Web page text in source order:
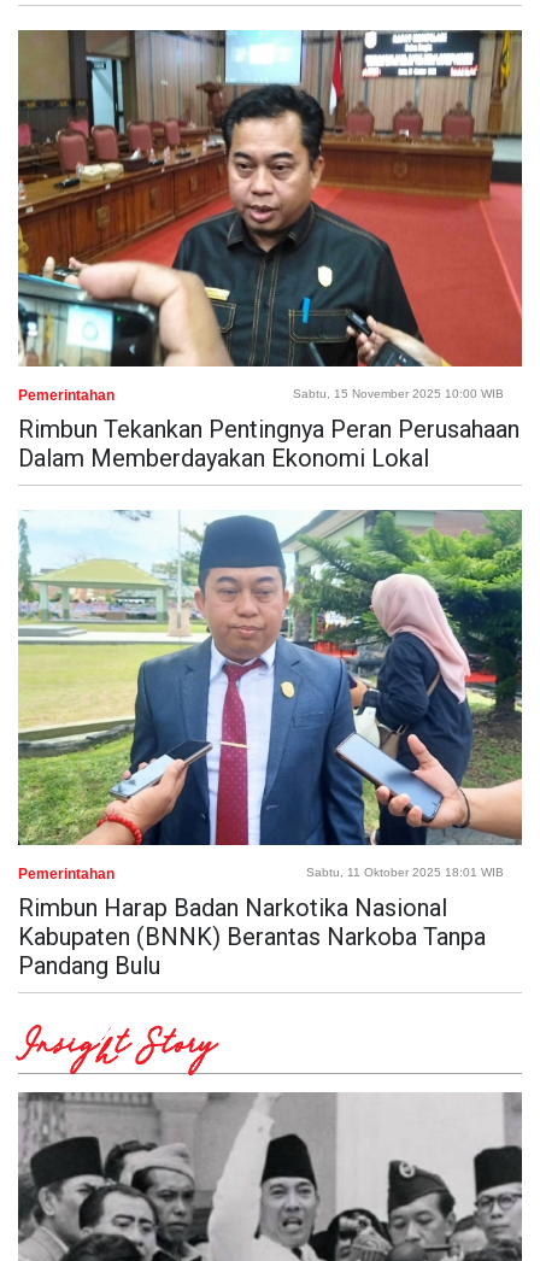
Pemerintahan Sabtu, 15 November 2025 10:00 WIB
Rimbun Tekankan Pentingnya Peran Perusahaan
Dalam Memberdayakan Ekonomi Lokal
Pemerintahan Sabtu, 11 Oktober 2025 18:01 WIB
Rimbun Harap Badan Narkotika Nasional
Kabupaten (BNNK) Berantas Narkoba Tanpa
Pandang Bulu
Insight Story